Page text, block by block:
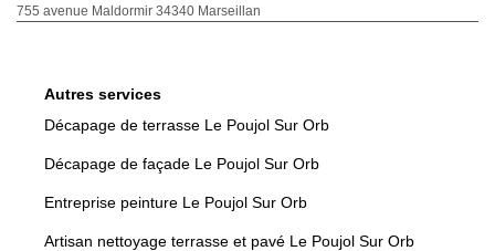
755 avenue Maldormir 34340 Marseillan
Autres services
Décapage de terrasse Le Poujol Sur Orb
Décapage de façade Le Poujol Sur Orb
Entreprise peinture Le Poujol Sur Orb
Artisan nettoyage terrasse et pavé Le Poujol Sur Orb